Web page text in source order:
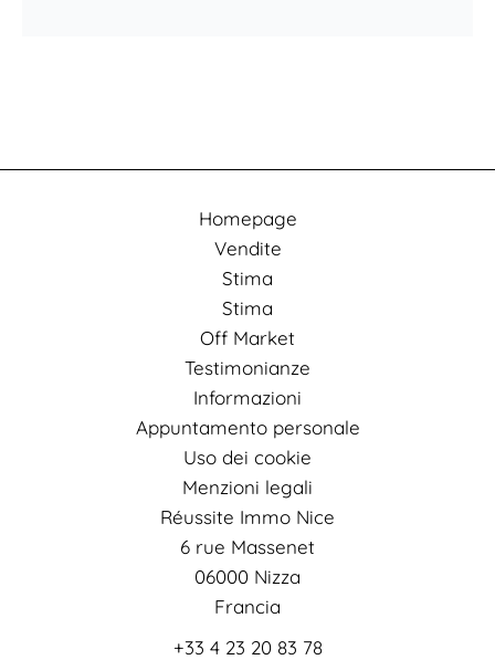
Homepage
Vendite
Stima
Stima
Off Market
Testimonianze
Informazioni
Appuntamento personale
Uso dei cookie
Menzioni legali
Réussite Immo Nice
6 rue Massenet
06000 Nizza
Francia
+33 4 23 20 83 78